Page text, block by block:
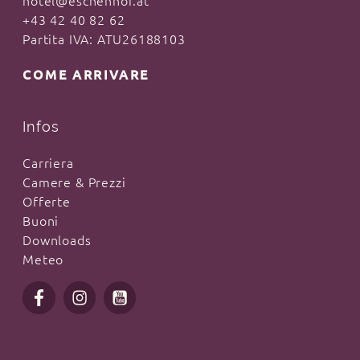
+43 42 40 82 62
Partita IVA: ATU26188103
COME ARRIVARE
Infos
Carriera
Camere & Prezzi
Offerte
Buoni
Downloads
Meteo